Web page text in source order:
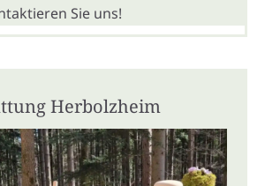
Sie uns!
Herbolzheim